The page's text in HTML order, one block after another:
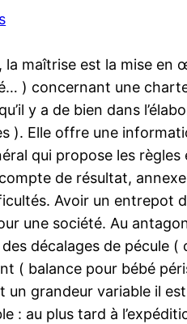
la maîtrise est la mise
) concernant une
y a de bien dans
Elle offre une
qui propose les
de résultat,
Avoir un entrepot
une société. Au
décalages de
( balance pour bébé
grandeur variable il
: au plus tard à